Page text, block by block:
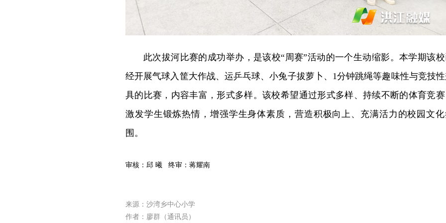
此次拔河比赛的成功举办，是该校“周赛”活动的一个生动缩影。本学期该
经开展气球入筐大作战、运乒乓球、小兔子拔萝卜、1分钟跳绳等趣味性与竞技
具的比赛，内容丰富，形式多样。该校希望通过形式多样、持续不断的体育竞赛
激发学生锻炼热情，增强学生身体素质，营造积极向上、充满活力的校园文
围。
审核：邱 曦 终审：蒋耀南
来源：沙湾乡中心小学
作者：廖群（通讯员）